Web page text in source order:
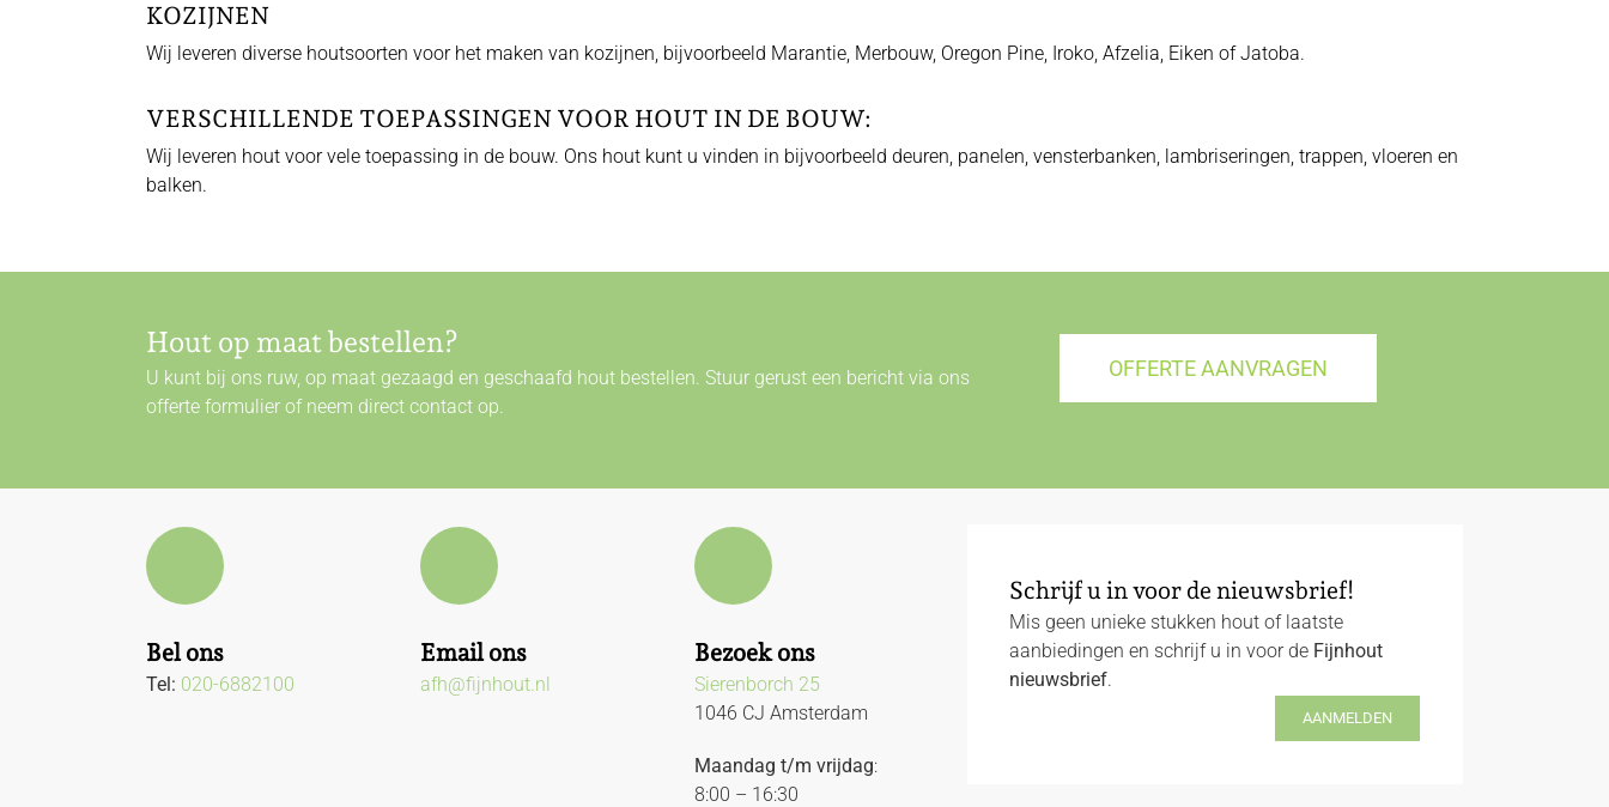
KOZIJNEN
Wij leveren diverse houtsoorten voor het maken van kozijnen, bijvoorbeeld Marantie, Merbouw, Oregon Pine, Iroko, Afzelia, Eiken of Jatoba.
VERSCHILLENDE TOEPASSINGEN VOOR HOUT IN DE BOUW:
Wij leveren hout voor vele toepassing in de bouw. Ons hout kunt u vinden in bijvoorbeeld deuren, panelen, vensterbanken, lambriseringen, trappen, vloeren en
balken.
Hout op maat bestellen?
U kunt bij ons ruw, op maat gezaagd en geschaafd hout bestellen. Stuur gerust een bericht via ons
offerte formulier of neem direct contactop.
OFFERTE AANVRAGEN
Bel ons
Tel: 020-6882100
Email ons
afh@fijnhout.nl
Bezoek ons
Sierenborch 25
1046 CJ Amsterdam
Maandag t/m vrijdag:
8:00 – 16:30
Schrijf u in voor de nieuwsbrief!
Mis geen unieke stukken hout of laatste
aanbiedingen en schrijf u in voor de Fijnhout
nieuwsbrief.
AANMELDEN